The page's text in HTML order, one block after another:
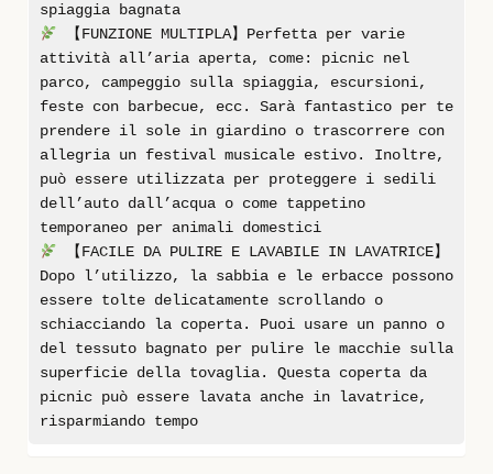
spiaggia bagnata
【FUNZIONE MULTIPLA】Perfetta per varie
attività all’aria aperta, come: picnic nel
parco, campeggio sulla spiaggia, escursioni,
feste con barbecue, ecc. Sarà fantastico per te
prendere il sole in giardino o trascorrere con
allegria un festival musicale estivo. Inoltre,
può essere utilizzata per proteggere i sedili
dell’auto dall’acqua o come tappetino
temporaneo per animali domestici
【FACILE DA PULIRE E LAVABILE IN LAVATRICE】
Dopo l’utilizzo, la sabbia e le erbacce possono
essere tolte delicatamente scrollando o
schiacciando la coperta. Puoi usare un panno o
del tessuto bagnato per pulire le macchie sulla
superficie della tovaglia. Questa coperta da
picnic può essere lavata anche in lavatrice,
risparmiando tempo